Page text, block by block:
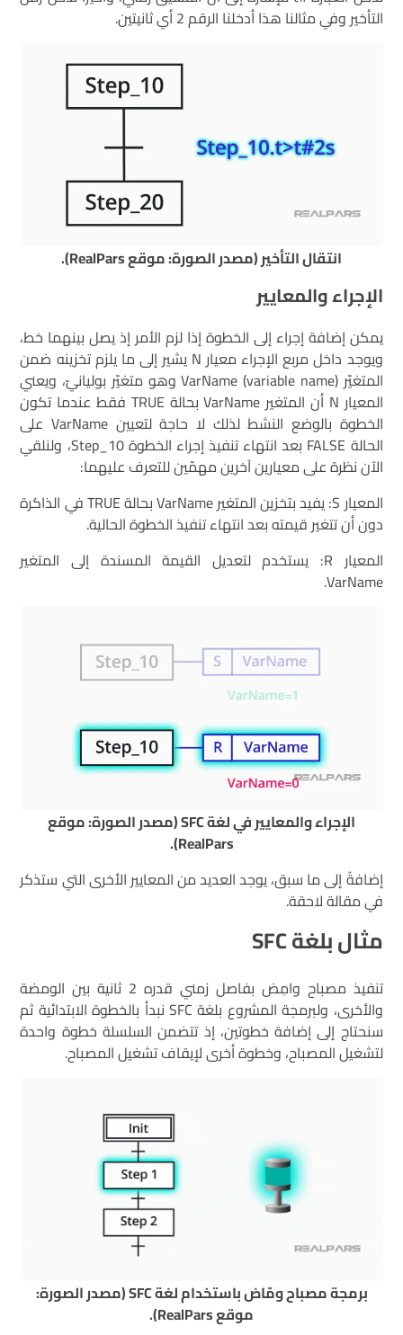
التأخير وفي مثالنا هذا أدخلنا الرقم 2 أي ثانيتين.
انتقال التأخير (مصدر الصورة: موقع RealPars).
الإجراء والمعايير
يمكن إضافة إجراء إلى الخطوة إذا لزم الأمر إذ يصل بينهما خط،
ويوجد داخل مربع الإجراء معيار N يشير إلى ما يلزم تخزينه ضمن
المتغيّر VarName (variable name) وهو متغيّر بوليانيّ، ويعني
المعيار N أن المتغير VarName بحالة TRUE فقط عندما تكون
الخطوة بالوضع النشط لذلك لا حاجة لتعيين VarName على
الحالة FALSE بعد انتهاء تنفيذ إجراء الخطوة Step_10، ولنلقي
الآن نظرة على معيارين آخرين مهمّين للتعرف عليهما:
المعيار S: يفيد بتخزين المتغير VarName بحالة TRUE في الذاكرة
دون أن تتغير قيمته بعد انتهاء تنفيذ الخطوة الحالية.
المعيار R: يستخدم لتعديل القيمة المسندة إلى المتغير
VarName.
الإجراء والمعايير في لغة SFC (مصدر الصورة: موقع
RealPars).
إضافةً إلى ما سبق، يوجد العديد من المعايير الأخرى التي ستذكر
في مقالة لاحقة.
مثال بلغةSFC
تنفيذ مصباح وامِض بفاصل زمني قدره 2 ثانية بين الومضة
والأخرى، ولبرمجة المشروع بلغة SFC نبدأ بالخطوة الابتدائية ثم
سنحتاج إلى إضافة خطوتين، إذ تتضمن السلسلة خطوة واحدة
لتشغيل المصباح، وخطوة أخرى لإيقاف تشغيل المصباح.
برمجة مصباح ومّاض باستخدام لغة SFC (مصدر الصورة:
موقع RealPars).